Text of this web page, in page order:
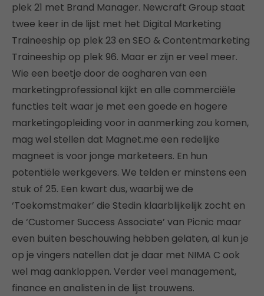
plek 21 met Brand Manager. Newcraft Group staat
twee keer in de lijst met het Digital Marketing
Traineeship op plek 23 en SEO & Contentmarketing
Traineeship op plek 96. Maar er zijn er veel meer.
Wie een beetje door de oogharen van een
marketingprofessional kijkt en alle commerciële
functies telt waar je met een goede en hogere
marketingopleiding voor in aanmerking zou komen,
mag wel stellen dat Magnet.me een redelijke
magneet is voor jonge marketeers. En hun
potentiële werkgevers. We telden er minstens een
stuk of 25. Een kwart dus, waarbij we de
‘Toekomstmaker’ die Stedin klaarblijkelijk zocht en
de ‘Customer Success Associate’ van Picnic maar
even buiten beschouwing hebben gelaten, al kun je
op je vingers natellen dat je daar met NIMA C ook
wel mag aankloppen. Verder veel management,
finance en analisten in de lijst trouwens.